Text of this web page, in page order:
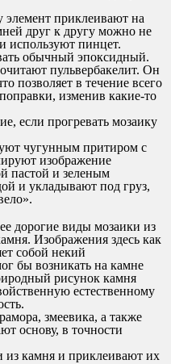
приклеивают на
друг к другу можно не
используют пинцет.
обычный эпоксидный.
пульвербакелит. Он
позволяет в течение всего
изменив какие-то
если прогревать мозаику
чугунным притиром с
изображение
пастой и зеленым
и укладывают под груз,
дорогие виды мозаики из
Изображения здесь как
собой некий
бы возникать на камне
рисунок камня
естественному
змеевика, а также
основу, в точности
камня и приклеивают их